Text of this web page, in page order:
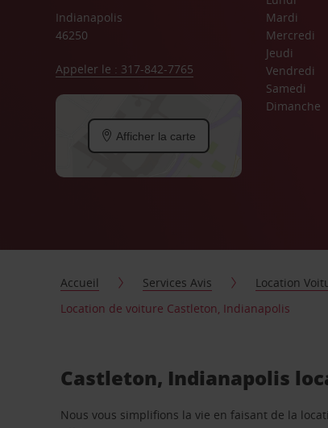
Indianapolis
46250
Appeler le : 317-842-7765
Afficher la carte
Mardi
Mercredi
Jeudi
Vendredi
Samedi
Dimanche
Accueil Services Avis Location
Location de voiture Castleton, Indianapolis
Castleton, Indianapolis
Nous vous simplifions la vie en faisant de la